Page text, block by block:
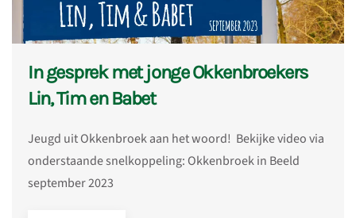
In gesprek met jonge Okkenbroekers
Lin, Tim en Babet
Jeugd uit Okkenbroek aan het woord! Bekijke video via
onderstaande snelkoppeling: Okkenbroek in Beeld
september 2023